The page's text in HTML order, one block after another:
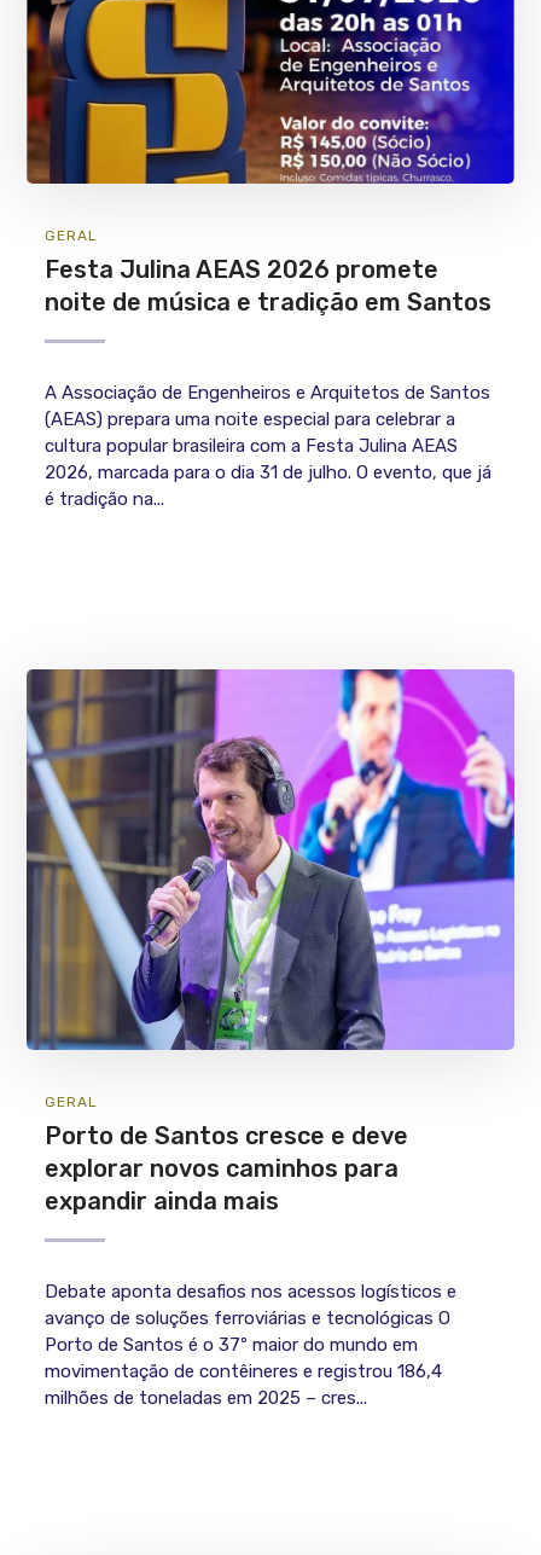
GERAL
Festa Julina AEAS 2026 promete
noite de música e tradição em Santos
A Associação de Engenheiros e Arquitetos de Santos
(AEAS) prepara uma noite especial para celebrar a
cultura popular brasileira com a Festa Julina AEAS
2026, marcada para o dia 31 de julho. O evento, que já
é tradição na...
GERAL
Porto de Santos cresce e deve
explorar novos caminhos para
expandir ainda mais
Debate aponta desafios nos acessos logísticos e
avanço de soluções ferroviárias e tecnológicas O
Porto de Santos é o 37º maior do mundo em
movimentação de contêineres e registrou 186,4
milhões de toneladas em 2025 – cres...